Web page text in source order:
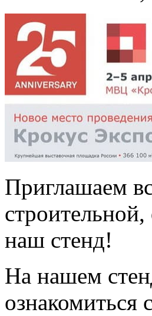
Приглашаем
наш стенд!
На нашем
ознакомиться